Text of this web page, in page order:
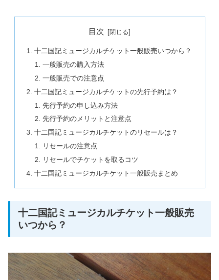
目次
十二国記ミュージカルチケット一般販売いつから？
一般販売の購入方法
一般販売での注意点
十二国記ミュージカルチケットの先行予約は？
先行予約の申し込み方法
先行予約のメリットと注意点
十二国記ミュージカルチケットのリセールは？
リセールの注意点
リセールでチケットを取るコツ
十二国記ミュージカルチケット一般販売まとめ
十二国記ミュージカルチケット一般販売
いつから？